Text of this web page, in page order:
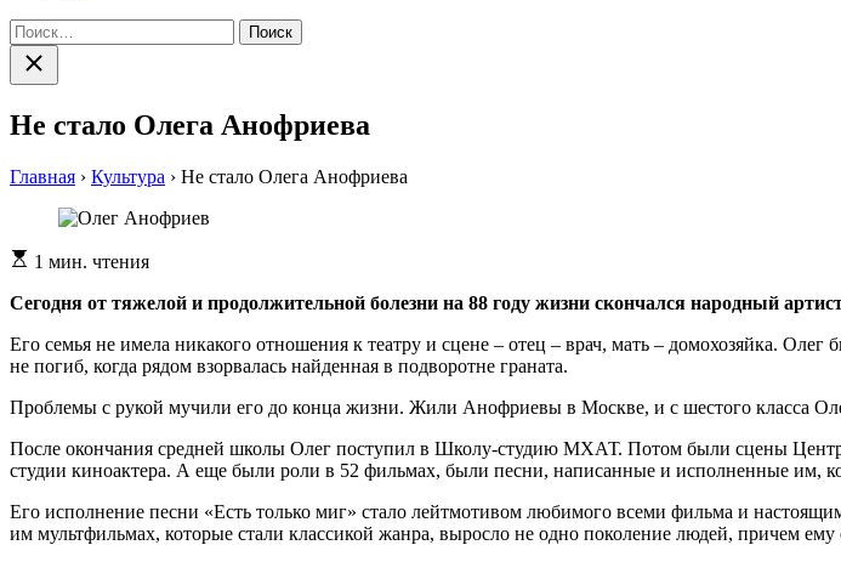
Найти:
Закрыть
поиск
Не стало Олега Анофриева
Главная › Культура › Не стало Олега Анофриева
Расчетное
чтения
1 мин. чтения
Сегодня от тяжелой и продолжительной болезни на 88 году жизни скончался народный
Его семья не имела никакого отношения к театру и сцене – отец – врач, мать – домохозяйка.
не погиб, когда рядом взорвалась найденная в подворотне граната.
Проблемы с рукой мучили его до конца жизни. Жили Анофриевы в Москве, и с шестого класса
После окончания средней школы Олег поступил в Школу-студию МХАТ. Потом были сцены
студии киноактера. А еще были роли в 52 фильмах, были песни, написанные и исполненные им,
Его исполнение песни «Есть только миг» стало лейтмотивом любимого всеми фильма и
им мультфильмах, которые стали классикой жанра, выросло не одно поколение людей, причем